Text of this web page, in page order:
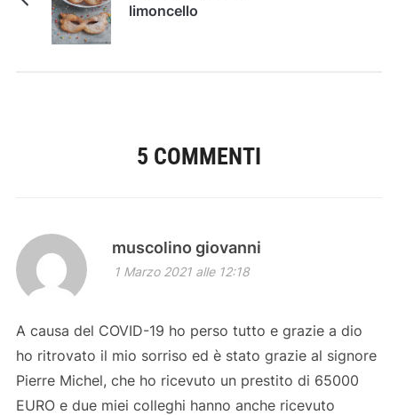
limoncello
5 COMMENTI
muscolino giovanni
1 Marzo 2021 alle 12:18
A causa del COVID-19 ho perso tutto e grazie a dio
ho ritrovato il mio sorriso ed è stato grazie al signore
Pierre Michel, che ho ricevuto un prestito di 65000
EURO e due miei colleghi hanno anche ricevuto